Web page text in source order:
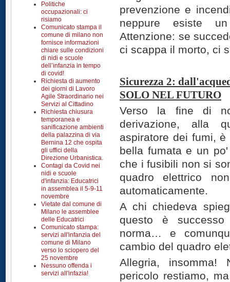
Politiche
occupazionali: ci
risiamo
Comunicato stampa il
comune di milano non
fornisce informazioni
chiare sulle condizioni
di nidi e scuole
dell’infanzia in tempo
di covid!
Richiesta di aumento
dei giorni di Lavoro
Agile Straordinario nei
Servizi al Cittadino
Richiesta chiusura
temporanea e
sanificazione ambienti
della palazzina di via
Bernina 12 che ospita
gli uffici della
Direzione Urbanistica.
Contagi da Covid nei
nidi e scuole
d'infanzia: Educatrici
in assemblea il 5-9-11
novembre
Vietate dal comune di
Milano le assemblee
delle Educatrici
Comunicato stampa:
servizi all'infanzia del
comune di Milano
verso lo sciopero del
25 novembre
Nessuno offenda i
servizi all'infazia!
prevenzione e
neppure esiste
Attenzione: se
ci scappa il morto, ci
Sicurezza 2:
SOLO NEL FUTURO
Verso la fine di
derivazione, alla
aspiratore dei fumi,
bella fumata e un
che i fusibili non si
quadro elettrico
automaticamente.
A chi chiedeva
questo è
norma… e
cambio del quadro
Allegria,
pericolo restiamo,